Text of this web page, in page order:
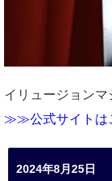
イリュージョンマ
≫≫公式サイトは
2024年8月25日